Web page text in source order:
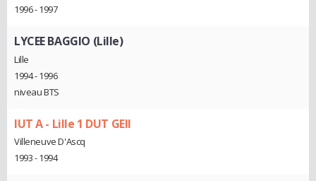
1996 - 1997
LYCEE BAGGIO (Lille)
Lille
1994 - 1996
niveau BTS
IUT A - Lille 1 DUT GEII
Villeneuve D'Ascq
1993 - 1994